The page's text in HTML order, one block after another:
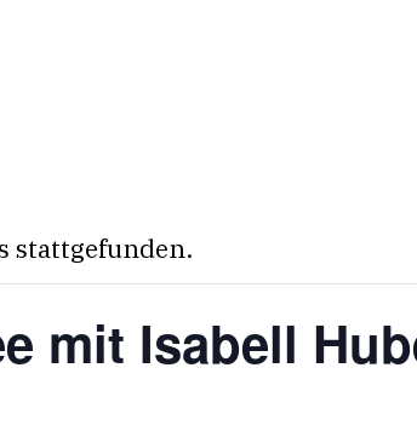
stattgefunden.
mit Isabell